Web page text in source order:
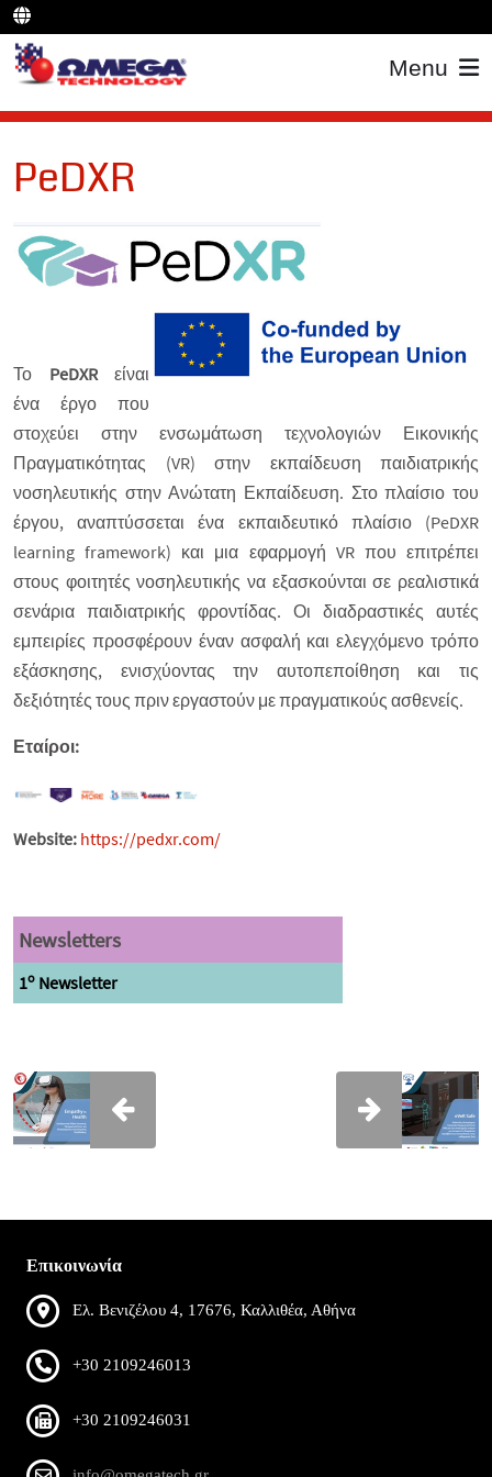
Menu
PeDXR
Το PeDXRείναι
ένα έργο που
στοχεύει στην ενσωμάτωση τεχνολογιών Εικονικής
Πραγματικότητας (VR) στην εκπαίδευση παιδιατρικής
νοσηλευτικής στην Ανώτατη Εκπαίδευση. Στο πλαίσιο του
έργου, αναπτύσσεται ένα εκπαιδευτικό πλαίσιο (PeDXR
learning framework) και μια εφαρμογή VR που επιτρέπει
στους φοιτητές νοσηλευτικής να εξασκούνται σε ρεαλιστικά
σενάρια παιδιατρικής φροντίδας. Οι διαδραστικές αυτές
εμπειρίες προσφέρουν έναν ασφαλή και ελεγχόμενο τρόπο
εξάσκησης, ενισχύοντας την αυτοπεποίθηση και τις
δεξιότητές τους πριν εργαστούν με πραγματικούς ασθενείς.
Εταίροι:
Website: https://pedxr.com/
Newsletters
1o Newsletter
Επικοινωνία
Ελ. Βενιζέλου 4, 17676, Καλλιθέα, Αθήνα
+30 2109246013
+30 2109246031